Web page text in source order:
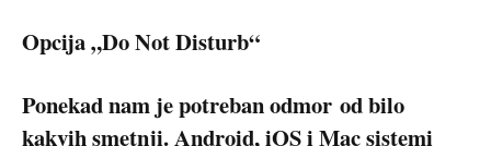
Opcija „Do Not Disturb“
Ponekad nam je potreban odmor od bilo
kakvih smetnji. Android, iOS i Mac sistemi